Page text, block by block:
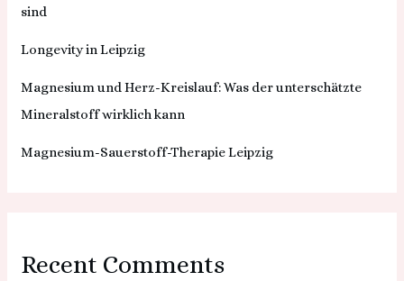
sind
Longevity in Leipzig
Magnesium und Herz-Kreislauf: Was der unterschätzte
Mineralstoff wirklich kann
Magnesium-Sauerstoff-Therapie Leipzig
Recent Comments